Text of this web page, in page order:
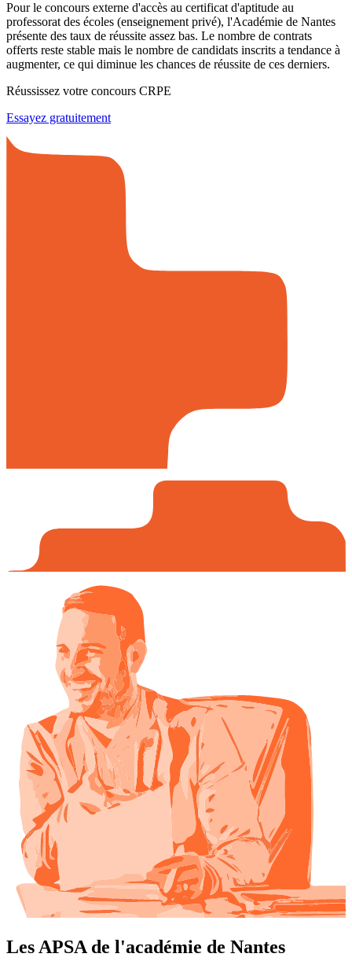
Pour le concours externe d'accès au certificat d'aptitude au
professorat des écoles (enseignement privé), l'Académie de Nantes
présente des taux de réussite assez bas. Le nombre de contrats
offerts reste stable mais le nombre de candidats inscrits a tendance à
augmenter, ce qui diminue les chances de réussite de ces derniers.
Réussissez votre concours CRPE
Essayez gratuitement
Les APSA de l'académie de Nantes